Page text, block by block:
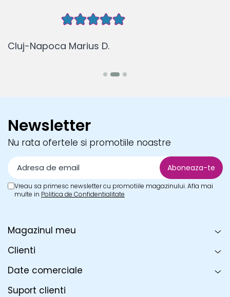
Cluj-Napoca Marius D.
Newsletter
Nu rata ofertele si promotiile noastre
Vreau sa primesc newsletter cu promotiile magazinului. Afla mai
multe in Politica de Confidentialitate
Magazinul meu
Clienti
Date comerciale
Suport clienti